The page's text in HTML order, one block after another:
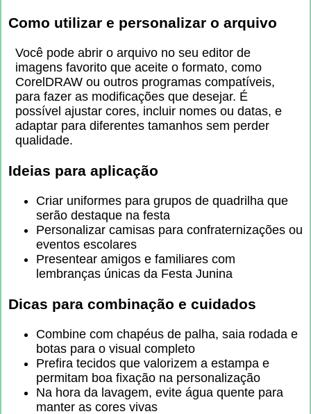
Como utilizar e personalizar o arquivo
Você pode abrir o arquivo no seu editor de
imagens favorito que aceite o formato, como
CorelDRAW ou outros programas compatíveis,
para fazer as modificações que desejar. É
possível ajustar cores, incluir nomes ou datas, e
adaptar para diferentes tamanhos sem perder
qualidade.
Ideias para aplicação
Criar uniformes para grupos de quadrilha que
serão destaque na festa
Personalizar camisas para confraternizações ou
eventos escolares
Presentear amigos e familiares com
lembranças únicas da Festa Junina
Dicas para combinação e cuidados
Combine com chapéus de palha, saia rodada e
botas para o visual completo
Prefira tecidos que valorizem a estampa e
permitam boa fixação na personalização
Na hora da lavagem, evite água quente para
manter as cores vivas